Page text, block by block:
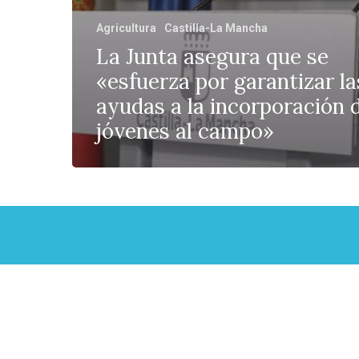
Agricultura Castilla-La Mancha
La Junta asegura que se
«esfuerza por garantizar
ayudas a la incorporación
jóvenes al campo»